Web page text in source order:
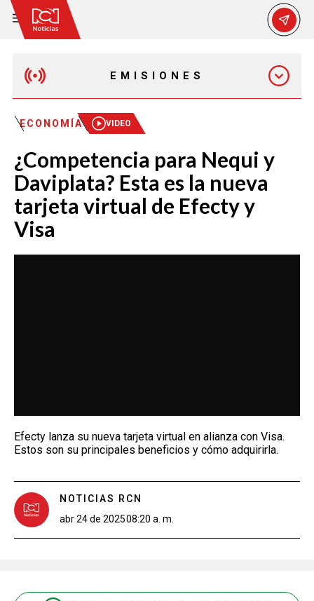
EMISIONES
MAÑANA EXPRESS
EMISIÓN 12:30 PM
EMISIÓN 7:00 PM
EMISIÓN 11:30 PM
ECONOMÍA VIDEO
¿Competencia para Nequi y
Daviplata? Esta es la nueva
tarjeta virtual de Efecty y
Visa
Efecty lanza su nueva tarjeta virtual en alianza con Visa.
Estos son su principales beneficios y cómo adquirirla.
NOTICIAS RCN
abr 24 de 202508:20 a. m.